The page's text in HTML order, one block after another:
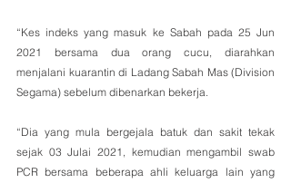
“Kes indeks yang masuk ke Sabah pada 25 Jun
2021 bersama dua orang cucu, diarahkan
menjalani kuarantin di Ladang Sabah Mas (Division
Segama) sebelum dibenarkan bekerja.
“Dia yang mula bergejala batuk dan sakit tekak
sejak 03 Julai 2021, kemudian mengambil swab
PCR bersama beberapa ahli keluarga lain yang